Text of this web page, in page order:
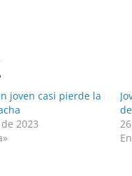
joven casi pierde la
2023